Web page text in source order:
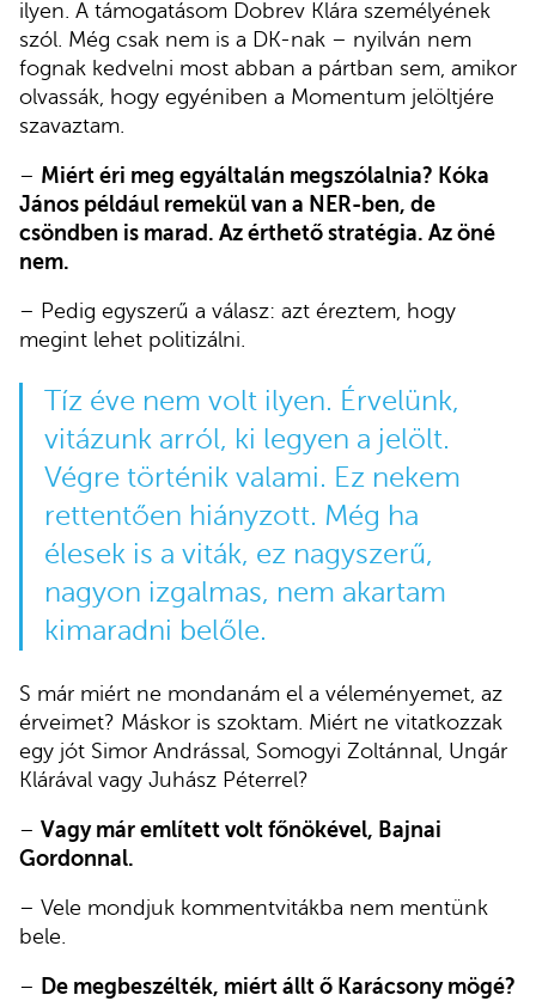
ilyen. A támogatásom Dobrev Klára személyének
szól. Még csak nem is a DK-nak – nyilván nem
fognak kedvelni most abban a pártban sem, amikor
olvassák, hogy egyéniben a Momentum jelöltjére
szavaztam.
– Miért éri meg egyáltalán megszólalnia? Kóka
János például remekül van a NER-ben, de
csöndben is marad. Az érthető stratégia. Az öné
nem.
– Pedig egyszerű a válasz: azt éreztem, hogy
megint lehet politizálni.
Tíz éve nem volt ilyen. Érvelünk,
vitázunk arról, ki legyen a jelölt.
Végre történik valami. Ez nekem
rettentően hiányzott. Még ha
élesek is a viták, ez nagyszerű,
nagyon izgalmas, nem akartam
kimaradni belőle.
S már miért ne mondanám el a véleményemet, az
érveimet? Máskor is szoktam. Miért ne vitatkozzak
egy jót Simor Andrással, Somogyi Zoltánnal, Ungár
Klárával vagy Juhász Péterrel?
– Vagy már említett volt főnökével, Bajnai
Gordonnal.
– Vele mondjuk kommentvitákba nem mentünk
bele.
– De megbeszélték, miért állt ő Karácsony mögé?